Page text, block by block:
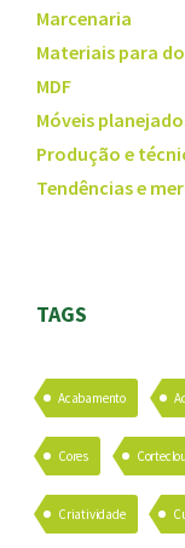
Marcenaria
Materiais para
MDF
Móveis
Produção e
Tendências e
TAGS
Acabamento
Cores
Criatividade